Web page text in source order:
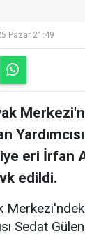
Pazar 21:49
eri İrfan
edildi.
Sedat